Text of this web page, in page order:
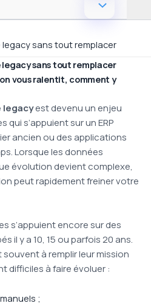
sans tout remplacer
sans tout remplacer
vous ralentit, comment y
legacyest devenu un enjeu
qui s’appuient sur un ERP
ancien ou des applications
Lorsque les données
évolution devient complexe,
peut rapidement freiner votre
s’appuient encore sur des
il y a 10, 15 ou parfois 20 ans.
à remplir leur mission
difficiles à faire évoluer :
;